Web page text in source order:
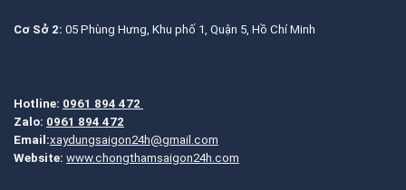
Cơ Sở 2: 05 Phùng Hưng, Khu phố 1, Quận 5, Hồ Chí Minh
Hotline: 0961 894 472
Zalo: 0961 894 472
Email:xaydungsaigon24h@gmail.com
Website: www.chongthamsaigon24h.com